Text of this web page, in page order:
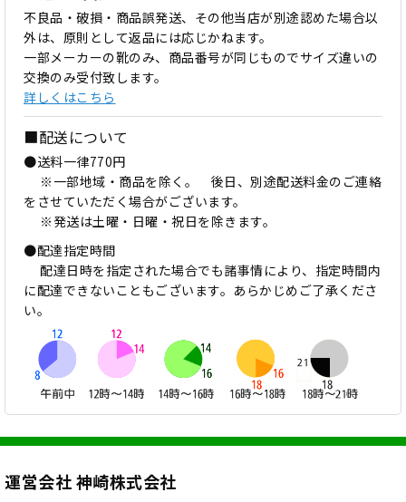
不良品・破損・商品誤発送、その他当店が別途認めた場合以
外は、原則として返品には応じかねます。
一部メーカーの靴のみ、商品番号が同じものでサイズ違いの
交換のみ受付致します。
詳しくはこちら
■配送について
●送料一律770円
※一部地域・商品を除く。 後日、別途配送料金のご連絡
をさせていただく場合がございます。
※発送は土曜・日曜・祝日を除きます。
●配達指定時間
配達日時を指定された場合でも諸事情により、指定時間内
に配達できないこともございます。あらかじめご了承くださ
い。
運営会社 神崎株式会社